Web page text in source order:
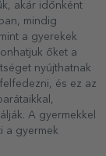
akár időnként
mindig
a gyerekek
őket a
nyújthatnak
és ez az
A gyermekkel
a gyermek